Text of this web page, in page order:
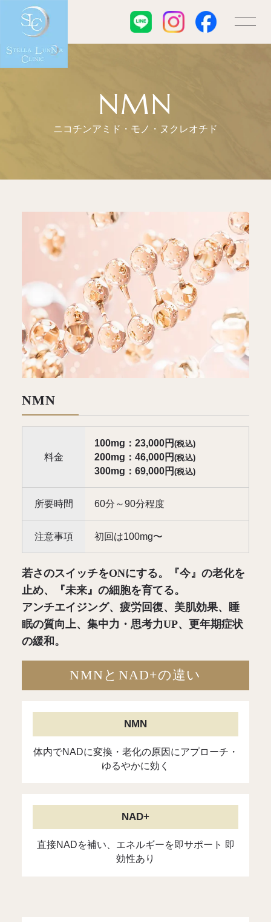
NMN
ニコチンアミド・モノ・ヌクレオチド
NMN
料金
100mg：23,000円 (税込)
200mg：46,000円 (税込)
300mg：69,000円 (税込)
所要時間 60分～90分程度
注意事項 初回は100mg〜
若さのスイッチをONにする。『今』の老化を
止め、『未来』の細胞を育てる。
アンチエイジング、疲労回復、美肌効果、睡
眠の質向上、集中力・思考力UP、更年期症状
の緩和。
NMNとNAD+の違い
NMN
体内でNADに変換・老化の原因にアプローチ・
ゆるやかに効く
NAD+
直接NADを補い、エネルギーを即サポート 即
効性あり